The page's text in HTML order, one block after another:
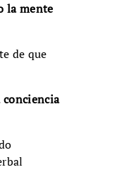
la mente
de que
conciencia